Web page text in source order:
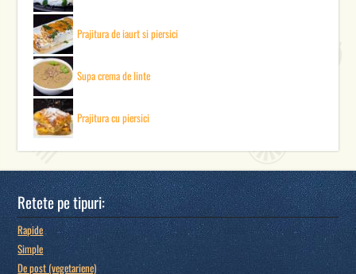
Prajitura de iaurt si piersici
Supa crema de linte
Prajitura cu piersici
Retete pe tipuri:
Rapide
Simple
De post (vegetariene)